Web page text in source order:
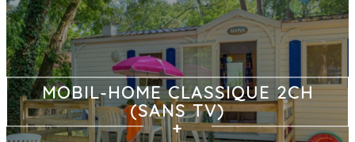
MOBIL-HOME CLASSIQUE 2CH
(SANS TV)